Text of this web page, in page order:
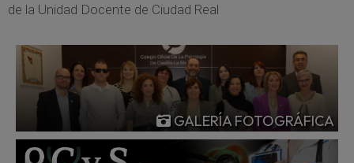
de la Unidad Docente de Ciudad Real
GALERÍA FOTOGRÁFICA